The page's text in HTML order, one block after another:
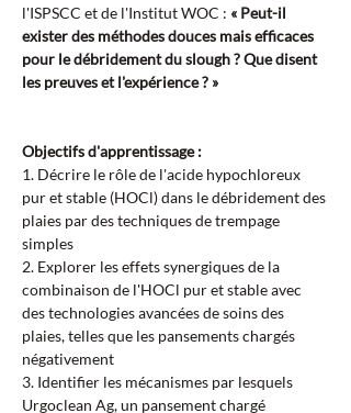
l'ISPSCC et de l'Institut WOC : « Peut-il
exister des méthodes douces mais efficaces
pour le débridement du slough ? Que disent
les preuves et l'expérience ? »
Objectifs d'apprentissage :
1. Décrire le rôle de l'acide hypochloreux
pur et stable (HOCl) dans le débridement des
plaies par des techniques de trempage
simples
2. Explorer les effets synergiques de la
combinaison de l'HOCl pur et stable avec
des technologies avancées de soins des
plaies, telles que les pansements chargés
négativement
3. Identifier les mécanismes par lesquels
Urgoclean Ag, un pansement chargé